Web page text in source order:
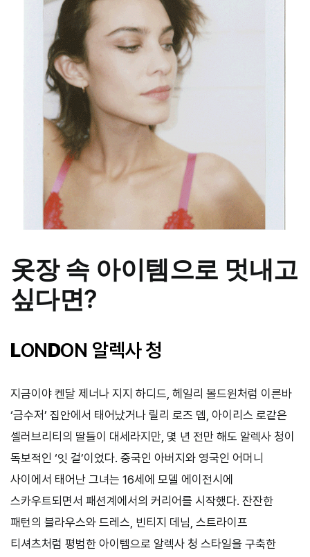
옷장 속 아이템으로 멋내고
싶다면?
LONDON 알렉사 청
지금이야 켄달 제너나 지지 하디드, 헤일리 볼드윈처럼 이른바
‘금수저’ 집안에서 태어났거나 릴리 로즈 뎁, 아이리스 로같은
셀러브리티의 딸들이 대세라지만, 몇 년 전만 해도 알렉사 청이
독보적인 ‘잇 걸’이었다. 중국인 아버지와 영국인 어머니
사이에서 태어난 그녀는 16세에 모델 에이전시에
스카우트되면서 패션계에서의 커리어를 시작했다. 잔잔한
패턴의 블라우스와 드레스, 빈티지 데님, 스트라이프
티셔츠처럼 평범한 아이템으로 알렉사 청 스타일을 구축한